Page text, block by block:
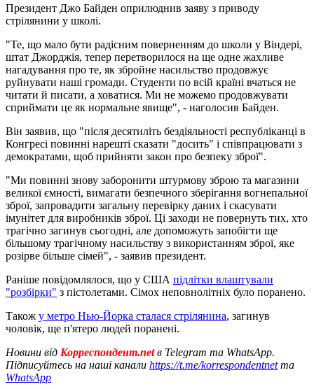
Президент Джо Байден оприлюднив заяву з приводу
стрілянини у школі.
"Те, що мало бути радісним поверненням до школи у Віндері,
штат Джорджія, тепер перетворилося на ще одне жахливе
нагадування про те, як збройне насильство продовжує
руйнувати наші громади. Студенти по всій країні вчаться не
читати й писати, а ховатися. Ми не можемо продовжувати
сприймати це як нормальне явище", - наголосив Байден.
Він заявив, що "після десятиліть бездіяльності республіканці в
Конгресі повинні нарешті сказати "досить" і співпрацювати з
демократами, щоб прийняти закон про безпеку зброї".
"Ми повинні знову заборонити штурмову зброю та магазини
великої ємності, вимагати безпечного зберігання вогнепальної
зброї, запровадити загальну перевірку даних і скасувати
імунітет для виробників зброї. Ці заходи не повернуть тих, хто
трагічно загинув сьогодні, але допоможуть запобігти ще
більшому трагічному насильству з використанням зброї, яке
розірве більше сімей", - заявив президент.
Раніше повідомлялося, що у США підлітки влаштували
"розбірки" з пістолетами. Сімох неповнолітніх було поранено.
Також у метро Нью-Йорка сталася стрілянина, загинув
чоловік, ще п'ятеро людей поранені.
Новини від Корреспондент.netв Telegram та WhatsApp.
Підписуйтесь на наші канали https://t.me/korrespondentnetта
WhatsApp